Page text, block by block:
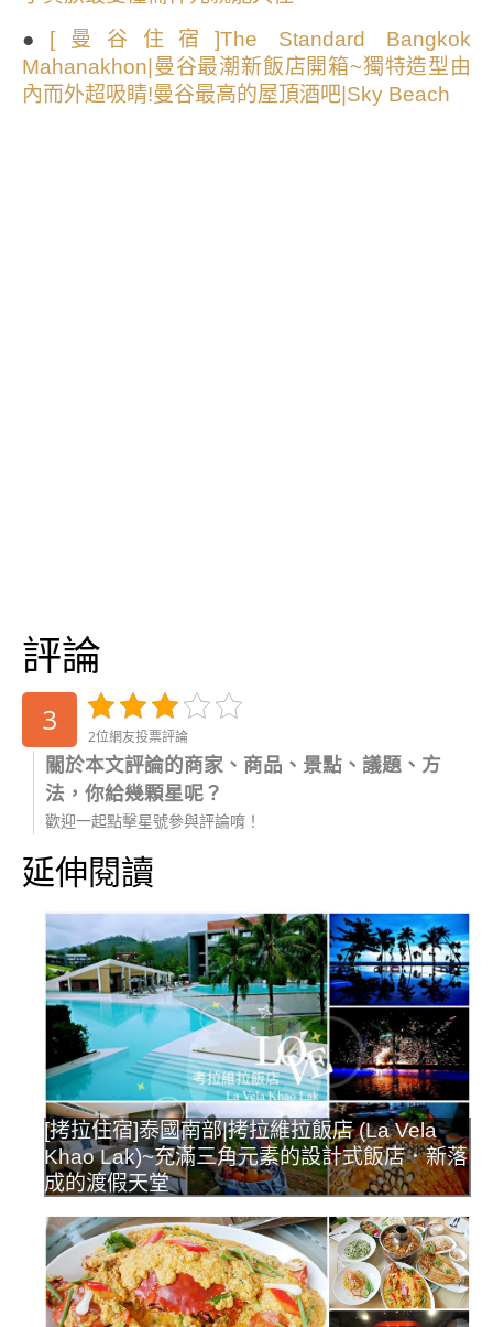
●
[曼谷住宿]The Standard Bangkok
Mahanakhon|曼谷最潮新飯店開箱~獨特造型由
內而外超吸睛!曼谷最高的屋頂酒吧|Sky Beach
評論
3 2位網友投票評論
關於本文評論的商家、商品、景點、議題、方
法，你給幾顆星呢？
歡迎一起點擊星號參與評論唷！
延伸閱讀
[拷拉住宿]泰國南部|拷拉維拉飯店 (La Vela
Khao Lak)~充滿三角元素的設計式飯店．新落
成的渡假天堂